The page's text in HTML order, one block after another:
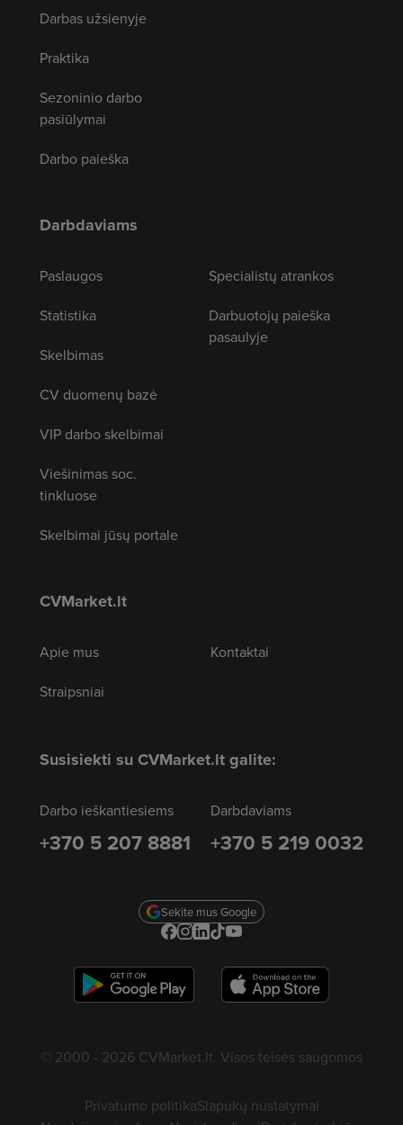
Darbas užsienyje
Praktika
Sezoninio darbo
pasiūlymai
Darbo paieška
Darbdaviams
Paslaugos
Statistika
Skelbimas
CV duomenų bazė
VIP darbo skelbimai
Viešinimas soc.
tinkluose
Skelbimai jūsų portale
Specialistų atrankos
Darbuotojų paieška
pasaulyje
CVMarket.lt
Apie mus
Straipsniai
Kontaktai
Susisiekti su CVMarket.lt galite:
Darbo ieškantiesiems
+370 5 207 8881
Darbdaviams
+370 5 219 0032
Sekite mus Google
© 2000 - 2026 CVMarket.lt. Visos teisės saugomos
Privatumo politikaSlapukų nustatymai